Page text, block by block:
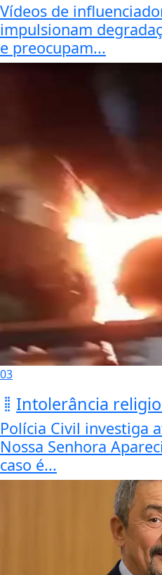
Vídeos de
impulsionam
e preocupam...
03
Intolerância
Polícia Civil investiga
Nossa Senhora
caso é...